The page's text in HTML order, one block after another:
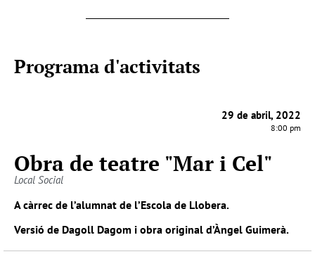
Programa d'activitats
29 de abril, 2022
8:00 pm
Obra de teatre "Mar i Cel"
Local Social
A càrrec de l’alumnat de l’Escola de Llobera.
Versió de Dagoll Dagom i obra original d’Àngel Guimerà.